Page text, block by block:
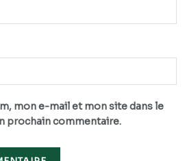
mon e-mail et mon site dans le
prochain commentaire.